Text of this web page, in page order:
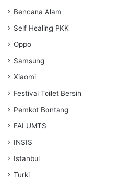
Bencana Alam
Self Healing PKK
Oppo
Samsung
Xiaomi
Festival Toilet Bersih
Pemkot Bontang
FAI UMTS
INSIS
Istanbul
Turki